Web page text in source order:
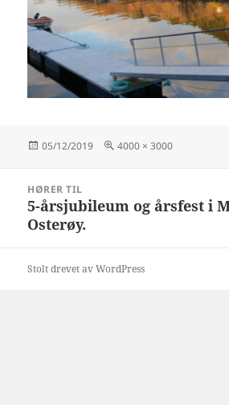
Publisert
05/12/2019
Full
4000 × 3000
HØRER TIL
5-årsjubileum og årsfest i
Osterøy.
Stolt drevet av WordPress